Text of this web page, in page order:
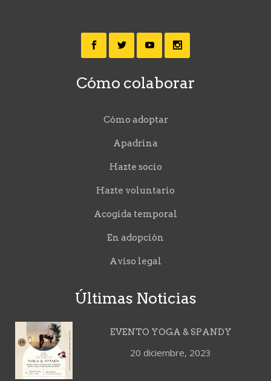
Cómo colaborar
Cómo adoptar
Apadrina
Hazte socio
Hazte voluntario
Acogida temporal
En adopción
Aviso legal
Últimas Noticias
EVENTO YOGA & SPANDY
20 diciembre, 2023